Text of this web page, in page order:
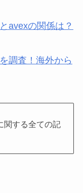
avexの関係は？
調査！海外から
関する全ての記